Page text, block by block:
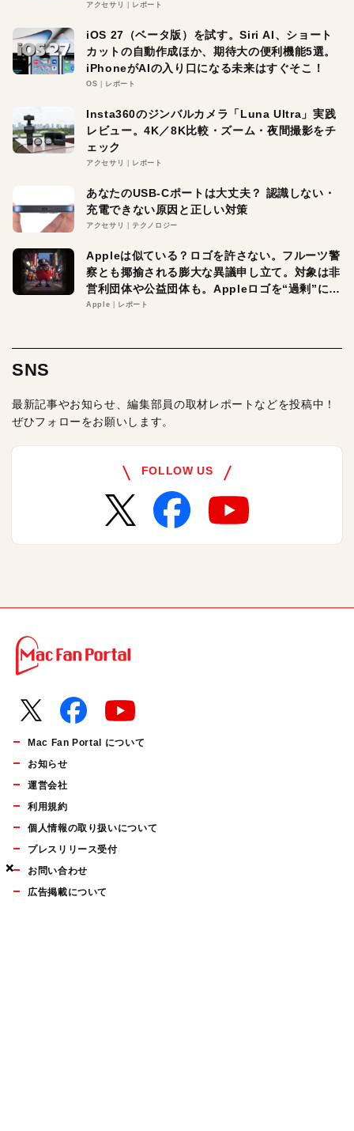
×
×
×
アクセサリ レポート
iOS 27（ベータ版）を試す。Siri AI、ショート
カットの自動作成ほか、期待大の便利機能5選。
iPhoneがAIの入り口になる未来はすぐそこ！
OS レポート
Insta360のジンバルカメラ「Luna Ultra」実践
レビュー。4K／8K比較・ズーム・夜間撮影をチ
ェック
アクセサリ レポート
あなたのUSB-Cポートは大丈夫？ 認識しない・
充電できない原因と正しい対策
アクセサリ テクノロジー
Appleは似ている？ロゴを許さない。フルーツ警
察とも揶揄される膨大な異議申し立て。対象は非
営利団体や公益団体も。Appleロゴを“過剰”に守
る理由とは
Apple レポート
SNS
最新記事やお知らせ、編集部員の取材レポートなどを投稿中！
ぜひフォローをお願いします。
FOLLOW US
Mac Fan Portal について
お知らせ
運営会社
利用規約
個人情報の取り扱いについて
プレスリリース受付
お問い合わせ
広告掲載について